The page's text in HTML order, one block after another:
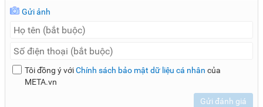
Gửi ảnh
Tôi đồng ý vớiChính sách bảo mật dữ liệu cá nhân của
META.vn
Gửi đánh giá